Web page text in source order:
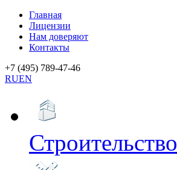
Главная
Лицензии
Нам доверяют
Контакты
+7 (495) 789-47-46
RUEN
Строительство